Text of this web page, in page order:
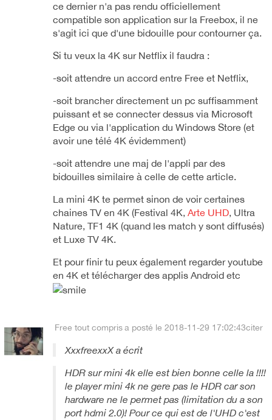
ce dernier n'a pas rendu officiellement
compatible son application sur la Freebox, il ne
s'agit ici que d'une bidouille pour contourner ça.
Si tu veux la 4K sur Netflix il faudra :
-soit attendre un accord entre Free et Netflix,
-soit brancher directement un pc suffisamment
puissant et se connecter dessus via Microsoft
Edge ou via l'application du Windows Store (et
avoir une télé 4K évidemment)
-soit attendre une maj de l'appli par des
bidouilles similaire à celle de cette article.
La mini 4K te permet sinon de voir certaines
chaines TV en 4K (Festival 4K, Arte UHD, Ultra
Nature, TF1 4K (quand les match y sont diffusés)
et Luxe TV 4K.
Et pour finir tu peux également regarder youtube
en 4K et télécharger des applis Android etc
Free tout compris a posté le 2018-11-29 17:02:43citer
XxxfreexxX a écrit
HDR sur mini 4k elle est bien bonne celle la !!!!
le player mini 4k ne gere pas le HDR car son
hardware ne le permet pas (limitation du a son
port hdmi 2.0)! Pour ce qui est de l'UHD c'est